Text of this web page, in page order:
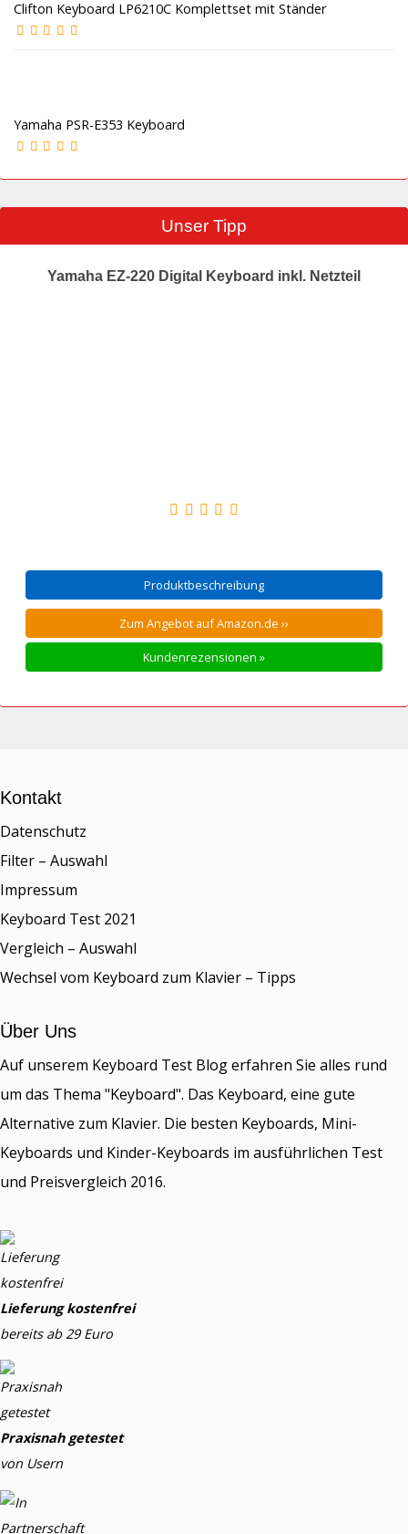
Clifton Keyboard LP6210C Komplettset mit Ständer
Yamaha PSR-E353 Keyboard
Unser Tipp
Yamaha EZ-220 Digital Keyboard inkl. Netzteil
Produktbeschreibung
Zum Angebot auf Amazon.de ››
Kundenrezensionen »
Kontakt
Datenschutz
Filter – Auswahl
Impressum
Keyboard Test 2021
Vergleich – Auswahl
Wechsel vom Keyboard zum Klavier – Tipps
Über Uns
Auf unserem Keyboard Test Blog erfahren Sie alles rund
um das Thema "Keyboard". Das Keyboard, eine gute
Alternative zum Klavier. Die besten Keyboards, Mini-
Keyboards und Kinder-Keyboards im ausführlichen Test
und Preisvergleich 2016.
Lieferung kostenfrei
bereits ab 29 Euro
Praxisnah getestet
von Usern